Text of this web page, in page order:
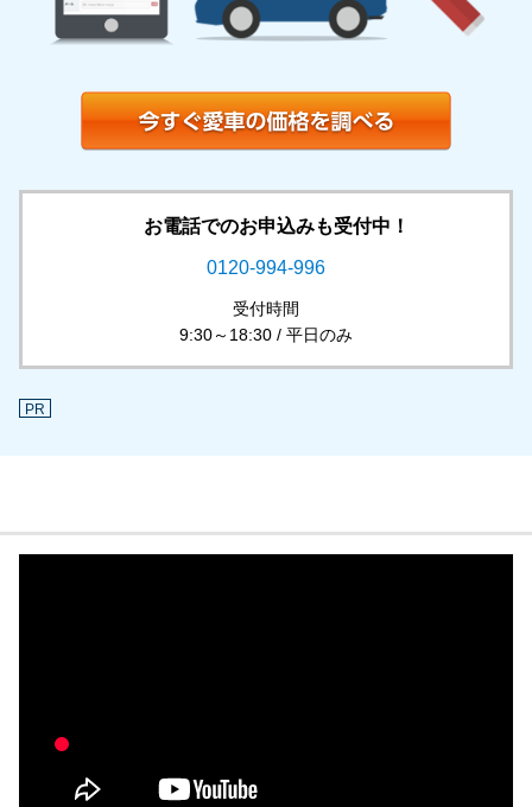
お電話でのお申込みも受付中！
0120-994-996
受付時間
9:30～18:30 / 平日のみ
PR